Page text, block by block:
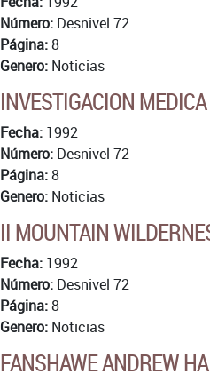
Número: Desnivel 72
Página:8
Genero: Noticias
INVESTIGACION
Fecha: 1992
Número: Desnivel 72
Página:8
Genero: Noticias
II MOUNTAIN
Fecha: 1992
Número: Desnivel 72
Página:8
Genero: Noticias
FANSHAWE ANDREW